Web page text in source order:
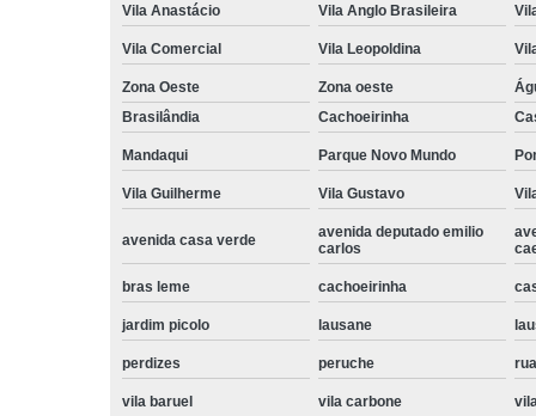
Vila Anastácio Vila Anglo Brasileira
Vila Comercial Vila Leopoldina
Zona Oeste Zona oeste
Brasilândia
Cachoeirinha
Mandaqui Parque Novo Mundo
Vila Guilherme Vila Gustavo
avenida casa verde
avenida deputado emilio
carlos
bras leme cachoeirinha
jardim picolo lausane
perdizes peruche
vila baruel vila carbone